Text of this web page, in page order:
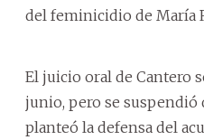
del feminicidio de María
El juicio oral de Cantero
junio, pero se suspendió
planteó la defensa del